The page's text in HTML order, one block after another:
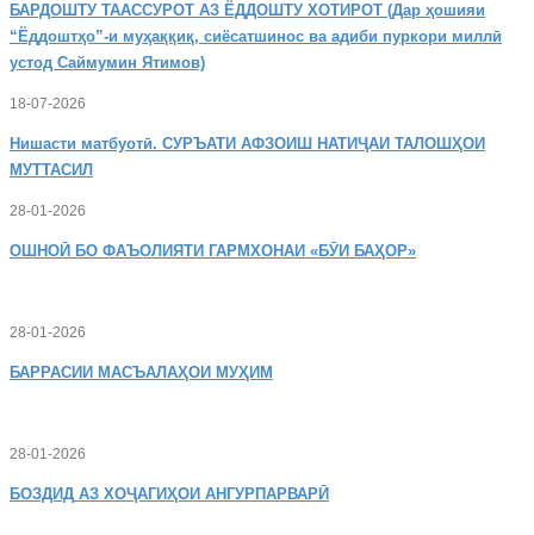
БАРДОШТУ ТААССУРОТ АЗ ЁДДОШТУ ХОТИРОТ (Дар ҳошияи
“Ёддоштҳо”-и муҳаққиқ, сиёсатшинос ва адиби пуркори миллӣ
устод Саймумин Ятимов)
18-07-2026
Нишасти матбуотӣ. СУРЪАТИ АФЗОИШ НАТИҶАИ ТАЛОШҲОИ
МУТТАСИЛ
28-01-2026
ОШНОӢ БО ФАЪОЛИЯТИ ГАРМХОНАИ «БӮИ БАҲОР»
28-01-2026
БАРРАСИИ МАСЪАЛАҲОИ МУҲИМ
28-01-2026
БОЗДИД АЗ ХОҶАГИҲОИ АНГУРПАРВАРӢ